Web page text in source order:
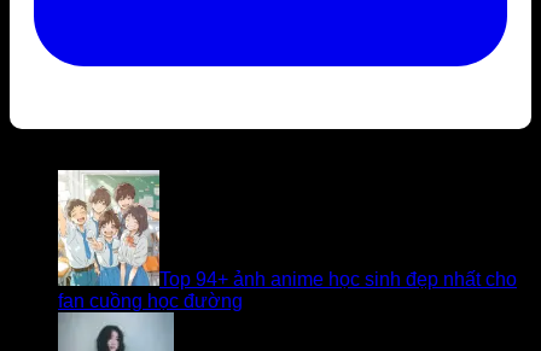
Top 94+ ảnh anime học sinh đẹp nhất cho
fan cuồng học đường